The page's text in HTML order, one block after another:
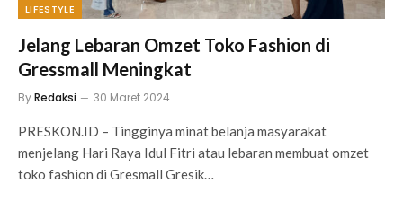
LIFESTYLE
Jelang Lebaran Omzet Toko Fashion di
Gressmall Meningkat
ByRedaksi 30 Maret 2024
PRESKON.ID – Tingginya minat belanja masyarakat
menjelang Hari Raya Idul Fitri atau lebaran membuat omzet
toko fashion di Gresmall Gresik…